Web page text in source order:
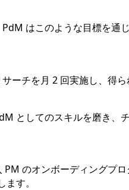
はこのような目標を通
ーチを月 2 回実施し、得
としてのスキルを磨き、
のオンボーディングプ
す。